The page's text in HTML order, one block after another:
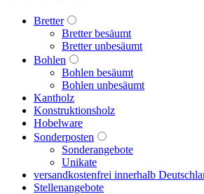
Bretter
Bretter besäumt
Bretter unbesäumt
Bohlen
Bohlen besäumt
Bohlen unbesäumt
Kantholz
Konstruktionsholz
Hobelware
Sonderposten
Sonderangebote
Unikate
versandkostenfrei innerhalb
Stellenangebote